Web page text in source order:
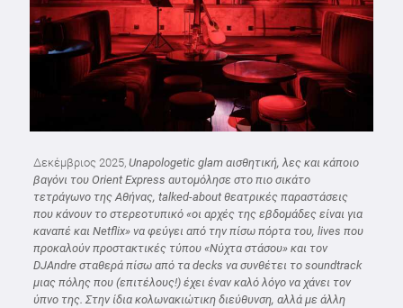
Δεκέμβριος 2025, Unapologetic glam αισθητική, λες και κάποιο
βαγόνι του Orient Express αυτομόλησε στο πιο σικάτο
τετράγωνο της Αθήνας, talked-about θεατρικές παραστάσεις
που κάνουν το στερεοτυπικό «οι αρχές της εβδομάδες είναι για
καναπέ και Netflix» να φεύγει από την πίσω πόρτα του, lives που
προκαλούν προστακτικές τύπου «Νύχτα στάσου» και τον
DJAndre σταθερά πίσω από τα decks να συνθέτει το soundtrack
μιας πόλης που (επιτέλους!) έχει έναν καλό λόγο να χάνει τον
ύπνο της. Στην ίδια κολωνακιώτικη διεύθυνση, αλλά με άλλη